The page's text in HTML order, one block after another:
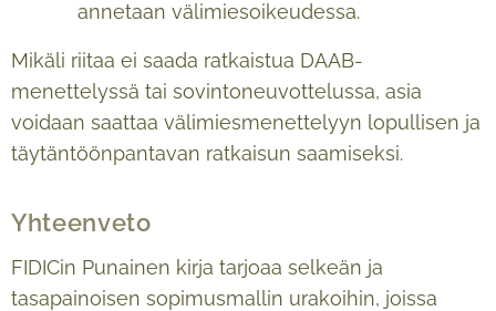
annetaan välimiesoikeudessa.
Mikäli riitaa ei saada ratkaistua DAAB-
menettelyssä tai sovintoneuvottelussa, asia
voidaan saattaa välimiesmenettelyyn lopullisen ja
täytäntöönpantavan ratkaisun saamiseksi.
Yhteenveto
FIDICin Punainen kirja tarjoaa selkeän ja
tasapainoisen sopimusmallin urakoihin, joissa